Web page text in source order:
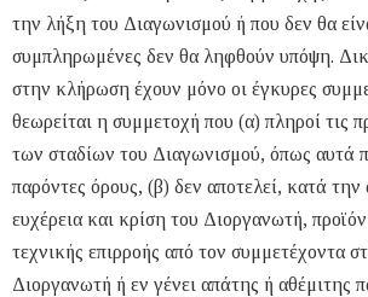
την λήξη του Διαγωνισμού ή που δεν θα
συμπληρωμένες δεν θα ληφθούν υπόψη.
στην κλήρωση έχουν μόνο οι έγκυρες
θεωρείται η συμμετοχή που (α) πληροί τις
των σταδίων του Διαγωνισμού, όπως αυτά
παρόντες όρους, (β) δεν αποτελεί, κατά την
ευχέρεια και κρίση του Διοργανωτή,
τεχνικής επιρροής από τον συμμετέχοντα
Διοργανωτή ή εν γένει απάτης ή αθέμιτης